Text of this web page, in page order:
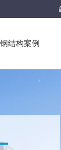
钢结构案例